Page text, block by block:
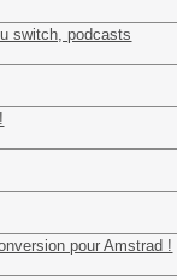
switch, podcasts
pour Amstrad !